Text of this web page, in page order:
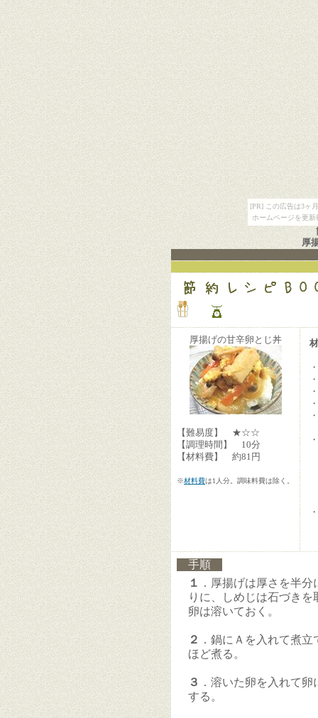
[PR] この広告は3ヶ
ホームページを更
厚
厚揚げの甘辛卵とじ丼
【難易度】 ★☆☆
【調理時間】 10分
【材料費】 約81円
※材料費は1人分。調味料費は除く。
手順
１ ．厚揚げは厚さを半
りに、しめじは石づき
卵は溶いておく。
２ ．鍋にＡを入れて煮
ほど煮る。
３ ．溶いた卵を入れて
する。